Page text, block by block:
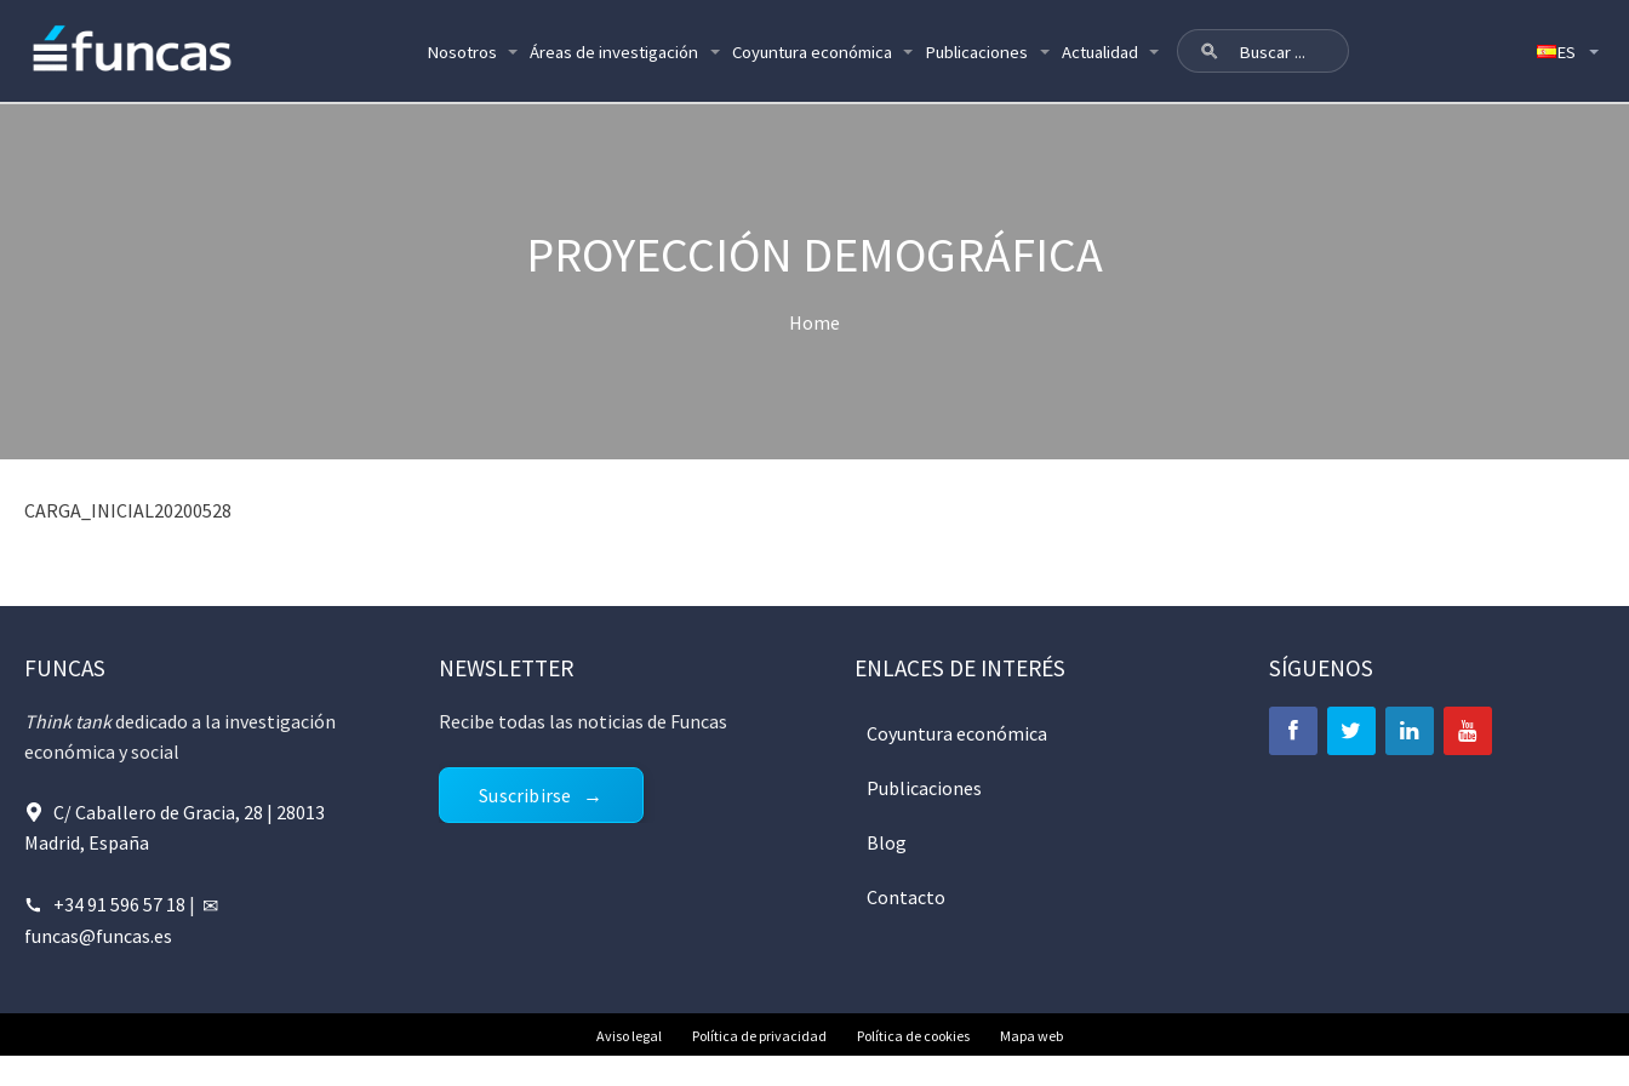
Nosotros Áreas de investigación Coyuntura económica Publicaciones Actualidad
PROYECCIÓN DEMOGRÁFICA
Home
CARGA_INICIAL20200528
FUNCAS
Think tankdedicado a la investigación
económica y social
C/ Caballero de Gracia, 28 | 28013
Madrid, España
+34 91 596 57 18 |
funcas@funcas.es
NEWSLETTER
Recibe todas las noticias de Funcas
Suscribirse
ENLACES DE INTERÉS
Coyuntura económica
Publicaciones
Blog
Contacto
SÍGUENOS
Aviso legal Política de privacidad Política de cookies Mapa web